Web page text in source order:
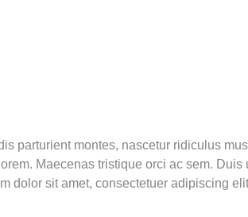
parturient montes, nascetur ridiculus
Maecenas tristique orci ac sem. Duis
dolor sit amet, consectetuer adipiscing